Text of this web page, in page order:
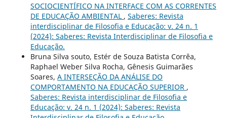
SOCIOCIENTÍFICO NA INTERFACE COM AS CORRENTES
DE EDUCAÇÃO AMBIENTAL , Saberes: Revista
interdisciplinar de Filosofia e Educação: v. 24 n. 1
(2024): Saberes: Revista Interdisciplinar de Filosofia e
Educação.
Bruna Silva souto, Estér de Souza Batista Corrêa,
Raphael Weber Silva Rocha, Gênesis Guimarães
Soares, A INTERSEÇÃO DA ANÁLISE DO
COMPORTAMENTO NA EDUCAÇÃO SUPERIOR ,
Saberes: Revista interdisciplinar de Filosofia e
Educação: v. 24 n. 1 (2024): Saberes: Revista